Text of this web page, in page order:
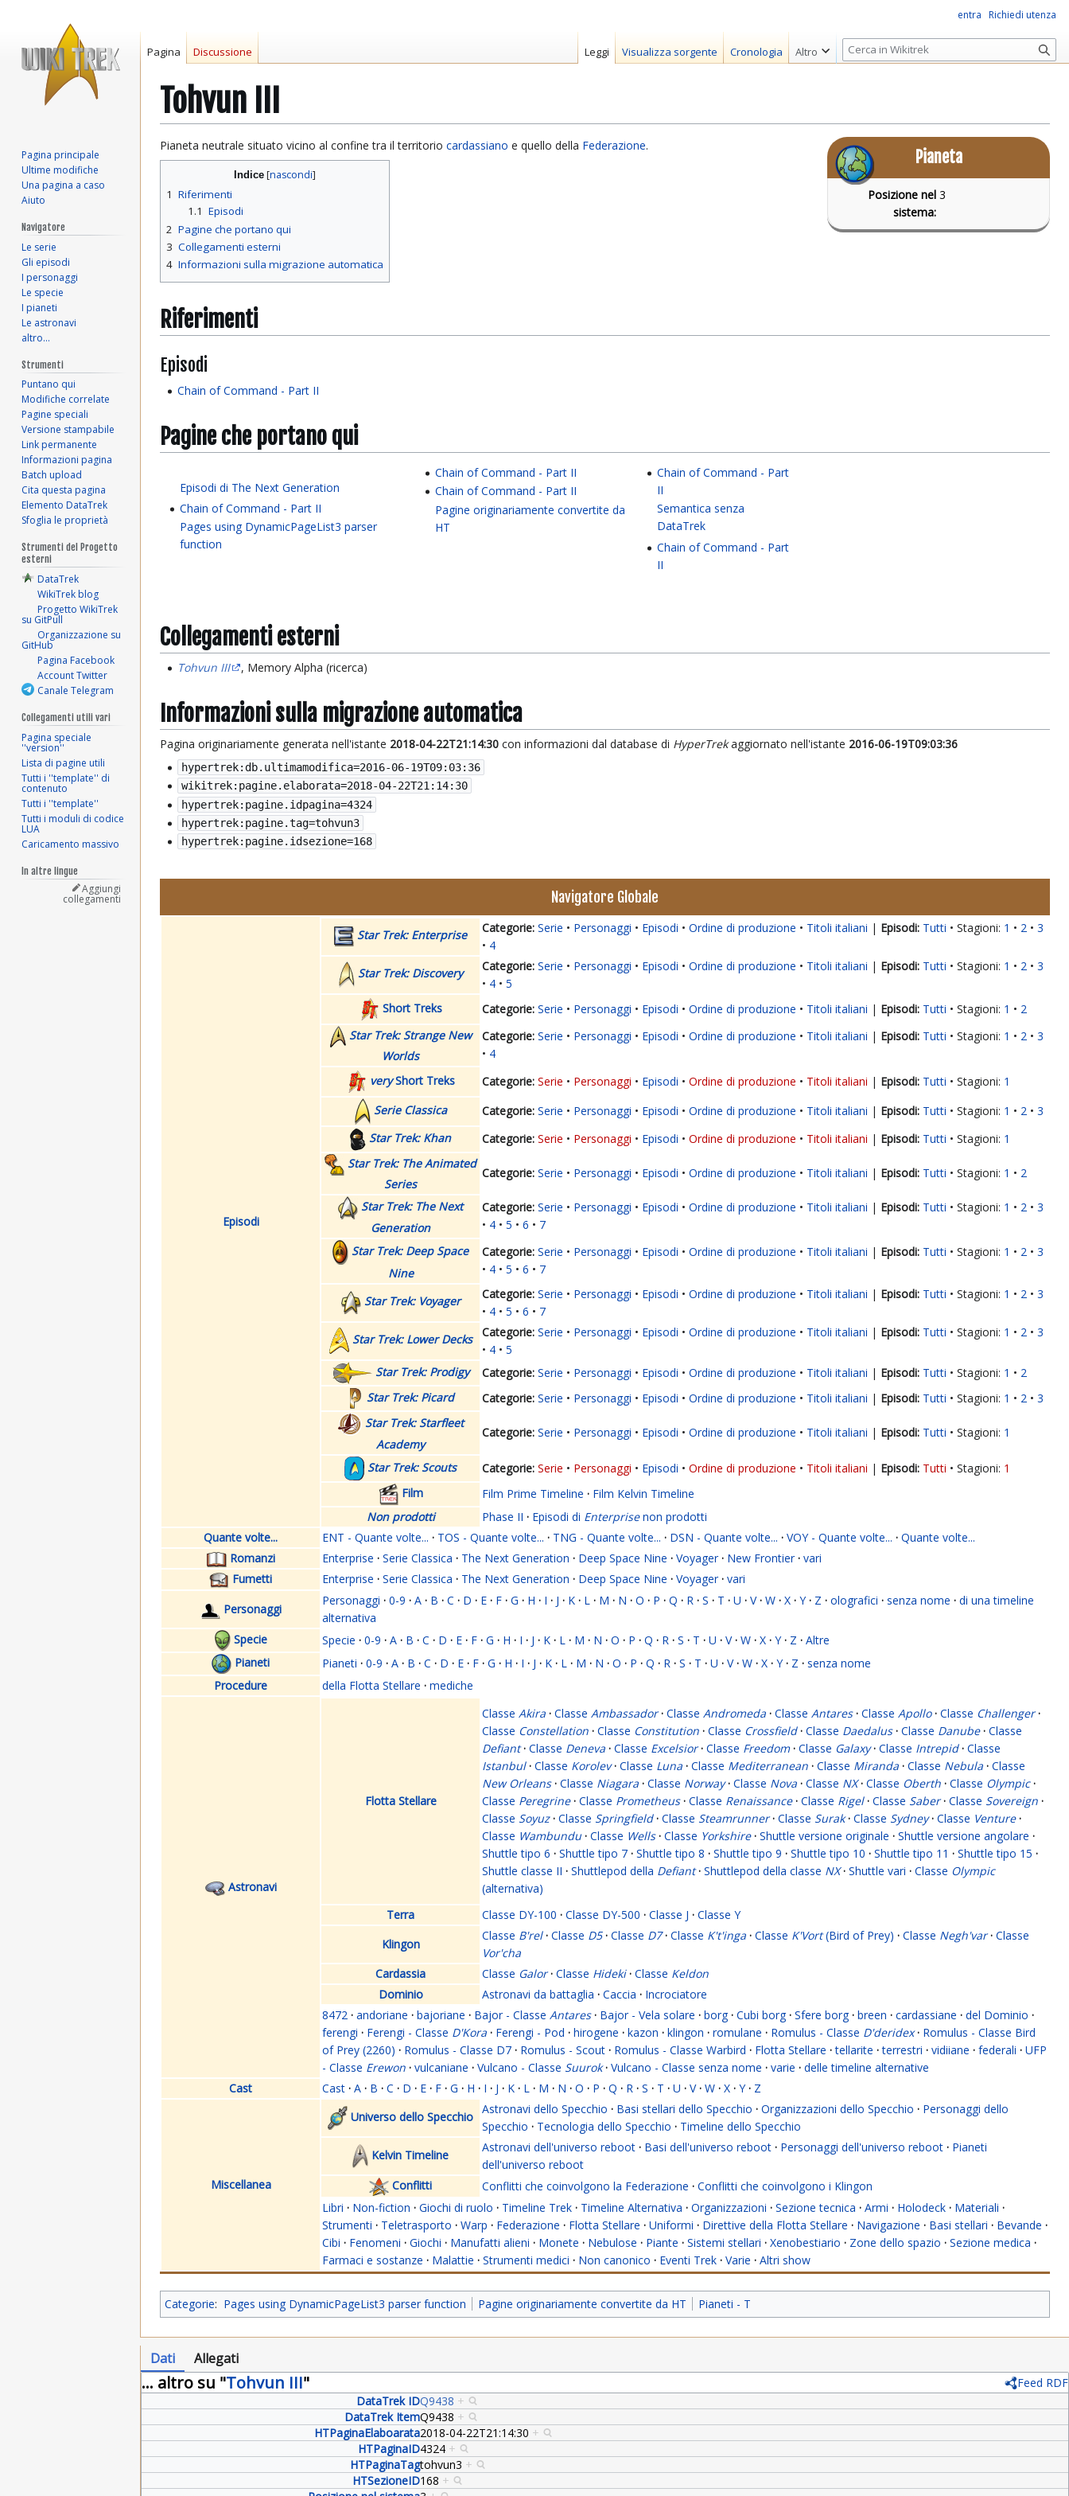
Tohvun III
Vai
alla
Vai
alla
Pianeta
Posizione nel
sistema:
3
Pianeta neutrale situato vicino al confine tra il territorio cardassiano e quello della Federazione.
Indice
1 Riferimenti
1.1 Episodi
2 Pagine che portano qui
3 Collegamenti esterni
4 Informazioni sulla migrazione automatica
Riferimenti
Episodi
Chain of Command - Part II
Pagine che portano qui
Episodi di The Next Generation
Chain of Command - Part II
Pages using DynamicPageList3 parser
function
Chain of Command - Part II
Chain of Command - Part II
Pagine originariamente convertite da
HT
Chain of Command - Part
II
Semantica senza
DataTrek
Chain of Command - Part
II
Collegamenti esterni
Tohvun III , Memory Alpha (ricerca)
Informazioni sulla migrazione automatica
Pagina originariamente generata nell'istante 2018-04-22T21:14:30 con informazioni dal database di HyperTrekaggiornato nell'istante 2016-06-19T09:03:36
hypertrek:db.ultimamodifica=2016-06-19T09:03:36
wikitrek:pagine.elaborata=2018-04-22T21:14:30
hypertrek:pagine.idpagina=4324
hypertrek:pagine.tag=tohvun3
hypertrek:pagine.idsezione=168
Navigatore Globale
Episodi
Star Trek: Enterprise Serie Personaggi Episodi Ordine di produzione Titoli italiani | Tutti Stagioni: 1 2
3
4
Star Trek: Discovery
Serie Personaggi Episodi Ordine di produzione Titoli italiani | Tutti Stagioni: 1 2
3
4
5
Short Treks
Serie Personaggi Episodi Ordine di produzione Titoli italiani | Tutti Stagioni: 1
2
Star Trek: Strange New
Worlds
Serie Personaggi Episodi Ordine di produzione Titoli italiani | Tutti Stagioni: 1 2
3
4
veryShort Treks Serie Personaggi Episodi Ordine di produzione Titoli italiani | Tutti Stagioni: 1
Serie Classica
Serie Personaggi Episodi Ordine di produzione Titoli italiani | Tutti Stagioni: 1 2
3
Star Trek: Khan
Serie Personaggi Episodi Ordine di produzione Titoli italiani | Tutti Stagioni: 1
Star Trek: The Animated
Series
Serie Personaggi Episodi Ordine di produzione Titoli italiani | Tutti Stagioni: 1 2
Star Trek: The Next
Generation
Serie Personaggi Episodi Ordine di produzione Titoli italiani | Tutti Stagioni: 1 2
3
4
5 6
7
Star Trek: Deep Space
Nine
Serie Personaggi Episodi Ordine di produzione Titoli italiani | Tutti Stagioni: 1 2
3
4
5 6 7
Star Trek: Voyager Serie Personaggi Episodi Ordine di produzione Titoli italiani | Tutti Stagioni: 1 2
3
4
5 6
7
Star Trek: Lower Decks
Serie Personaggi Episodi Ordine di produzione Titoli italiani | Tutti Stagioni: 1 2
3
4
5
Star Trek: Prodigy
Serie Personaggi Episodi Ordine di produzione Titoli italiani | Tutti Stagioni: 1
2
Star Trek: Picard
Serie Personaggi Episodi Ordine di produzione Titoli italiani | Tutti Stagioni: 1 2
3
Star Trek: Starfleet
Academy
Serie Personaggi Episodi Ordine di produzione Titoli italiani | Tutti Stagioni: 1
Star Trek: Scouts Serie Personaggi Episodi Ordine di produzione Titoli italiani | Tutti Stagioni: 1
Film
Film Prime Timeline · Film Kelvin Timeline
Non prodotti
Phase II · Episodi di Enterprisenon prodotti
Quante volte...
ENT - Quante volte... · TOS - Quante volte... · TNG - Quante volte... · DSN - Quante volte... · VOY - Quante volte... · Quante volte...
Romanzi
Enterprise · Serie Classica · The Next Generation · Deep Space Nine · Voyager · New Frontier · vari
Fumetti
Enterprise · Serie Classica · The Next Generation · Deep Space Nine · Voyager · vari
Personaggi
Personaggi · 0-9 · A · B · C · D · E · F · G · H · I · J · K · L · M · N · O · P · Q · R · S · T · U · V · W · X · Y · Z · olografici · senza nome · di una timeline
alternativa
Specie
Specie · 0-9 · A · B · C · D · E · F · G · H · I · J · K · L · M · N · O · P · Q · R · S · T · U · V · W · X · Y · Z · Altre
Pianeti
Pianeti · 0-9 · A · B · C · D · E · F · G · H · I · J · K · L · M · N · O · P · Q · R · S · T · U · V · W · X · Y · Z · senza nome
Procedure
della Flotta Stellare · mediche
Astronavi
Flotta Stellare
Classe Akira · Classe Ambassador · Classe Andromeda · Classe Antares · Classe Apollo · Classe Challenger ·
Classe Constellation · Classe Constitution · Classe Crossfield · Classe Daedalus · Classe Danube · Classe
Defiant · Classe Deneva · Classe Excelsior · Classe Freedom · Classe Galaxy · Classe Intrepid · Classe
Istanbul · Classe Korolev · Classe Luna · Classe Mediterranean · Classe Miranda · Classe Nebula · Classe
New Orleans · Classe Niagara · Classe Norway · Classe Nova · Classe NX · Classe Oberth · Classe Olympic ·
Classe Peregrine · Classe Prometheus · Classe Renaissance · Classe Rigel · Classe Saber · Classe Sovereign ·
Classe Soyuz · Classe Springfield · Classe Steamrunner · Classe Surak · Classe Sydney · Classe Venture ·
Classe Wambundu · Classe Wells · Classe Yorkshire · Shuttle versione originale · Shuttle versione angolare ·
Shuttle tipo 6 · Shuttle tipo 7 · Shuttle tipo 8 · Shuttle tipo 9 · Shuttle tipo 10 · Shuttle tipo 11 · Shuttle tipo 15 ·
Shuttle classe II · Shuttlepod della Defiant · Shuttlepod della classe NX · Shuttle vari · Classe Olympic
(alternativa)
Terra
Classe DY-100 · Classe DY-500 · Classe J · Classe Y
Klingon
Classe B'rel · Classe D5 · Classe D7 · Classe K't'inga · Classe K'Vort(Bird of Prey) · Classe Negh'var · Classe
Vor'cha
Cardassia
Classe Galor · Classe Hideki · Classe Keldon
Dominio
Astronavi da battaglia · Caccia · Incrociatore
8472 · andoriane · bajoriane · Bajor - Classe Antares · Bajor - Vela solare · borg · Cubi borg · Sfere borg · breen · cardassiane · del Dominio ·
ferengi · Ferengi - Classe D'Kora · Ferengi - Pod · hirogene · kazon · klingon · romulane · Romulus - Classe D'deridex · Romulus - Classe Bird
of Prey (2260) · Romulus - Classe D7 · Romulus - Scout · Romulus - Classe Warbird · Flotta Stellare · tellarite · terrestri · vidiiane · federali · UFP
- Classe Erewon · vulcaniane · Vulcano - Classe Suurok · Vulcano - Classe senza nome · varie · delle timeline alternative
Cast
Cast · A · B · C · D · E · F · G · H · I · J · K · L · M · N · O · P · Q · R · S · T · U · V · W · X · Y · Z
Miscellanea
Universo dello Specchio
Astronavi dello Specchio · Basi stellari dello Specchio · Organizzazioni dello Specchio · Personaggi dello
Specchio · Tecnologia dello Specchio · Timeline dello Specchio
Kelvin Timeline
Astronavi dell'universo reboot · Basi dell'universo reboot · Personaggi dell'universo reboot · Pianeti
dell'universo reboot
Conflitti
Conflitti che coinvolgono la Federazione · Conflitti che coinvolgono i Klingon
Libri · Non-fiction · Giochi di ruolo · Timeline Trek · Timeline Alternativa · Organizzazioni · Sezione tecnica · Armi · Holodeck · Materiali ·
Strumenti · Teletrasporto · Warp · Federazione · Flotta Stellare · Uniformi · Direttive della Flotta Stellare · Navigazione · Basi stellari · Bevande ·
Cibi · Fenomeni · Giochi · Manufatti alieni · Monete · Nebulose · Piante · Sistemi stellari · Xenobestiario · Zone dello spazio · Sezione medica ·
Farmaci e sostanze · Malattie · Strumenti medici · Non canonico · Eventi Trek · Varie · Altri show
Categorie: Pages using DynamicPageList3 parser function Pagine originariamente convertite da HT Pianeti - T
Dati Allegati
... altro su "Tohvun III"
Feed RDF
DataTrek IDQ9438 +
DataTrek ItemQ9438 +
HTPaginaElaboarata2018-04-22T21:14:30 +
HTPaginaID4324 +
HTPaginaTagtohvun3 +
HTSezioneID168 +
entra Richiedi utenza
Pagina Discussione Leggi Visualizza sorgente Cronologia Altro
R
i
r
c
a
Pagina principale
Ultime modifiche
Una pagina a caso
Aiuto
Navigatore
Le serie
Gli episodi
I personaggi
Le specie
I pianeti
Le astronavi
altro…
Strumenti
Puntano qui
Modifiche correlate
Pagine speciali
Versione stampabile
Link permanente
Informazioni pagina
Batch upload
Cita questa pagina
Elemento DataTrek
Sfoglia le proprietà
Strumenti del Progetto
esterni
DataTrek
WikiTrek blog
Progetto WikiTrek
su GitPull
Organizzazione su
GitHub
Pagina Facebook
Account Twitter
Canale Telegram
Collegamenti utili vari
Pagina speciale
''version''
Lista di pagine utili
Tutti i ''template'' di
contenuto
Tutti i ''template''
Tutti i moduli di codice
LUA
Caricamento massivo
In altre lingue
Aggiungi
collegamenti